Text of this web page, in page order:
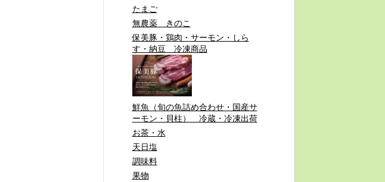
たまご
無農薬 きのこ
保美豚・鶏肉・サーモン・しら
す・納豆 冷凍商品
鮮魚（旬の魚詰め合わせ・国産サ
ーモン・貝柱） 冷蔵・冷凍出荷
お茶・水
天日塩
調味料
果物